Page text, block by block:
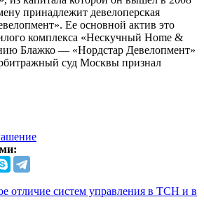
принадлежит девелоперская
Ее основной актив это
комплекса «Нескучный Home &
Блажко — «Нордстар Девелопмент»
суд Москвы признал
отличие систем управления в ТСН и в